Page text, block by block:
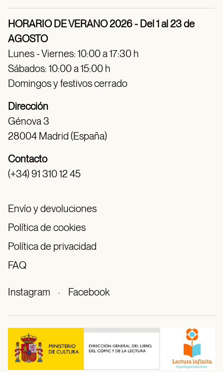
HORARIO DE VERANO 2026 - Del 1 al 23 de
AGOSTO
Lunes - Viernes: 10:00 a 17:30 h
Sábados: 10:00 a 15:00 h
Domingos y festivos cerrado
Dirección
Génova 3
28004 Madrid (España)
Contacto
(+34) 91 310 12 45
Envío y devoluciones
Política de cookies
Política de privacidad
FAQ
Instagram · Facebook